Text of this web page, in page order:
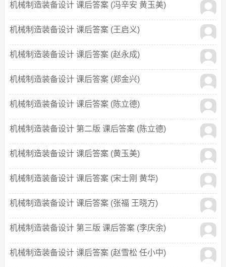
机械制造装备设计 课后答案 (冯辛安 黄玉美)
机械制造装备设计 课后答案 (王启义)
机械制造装备设计 课后答案 (赵永成)
机械制造装备设计 课后答案 (郑金兴)
机械制造装备设计 课后答案 (陈立德)
机械制造装备设计 第二版 课后答案 (陈立德)
机械制造装备设计 课后答案 (黄玉美)
机械制造装备设计 课后答案 (宋士刚 黄华)
机械制造装备设计 课后答案 (张福 王晓方)
机械制造装备设计 第三版 课后答案 (李庆余)
机械制造装备设计 课后答案 (赵雪松 任小中)